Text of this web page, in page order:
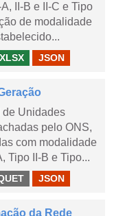
II-B e II-C e Tipo
de modalidade
XLSX JSON
de Unidades
pelo ONS,
com modalidade
Tipo II-B e Tipo...
JSON
da Rede